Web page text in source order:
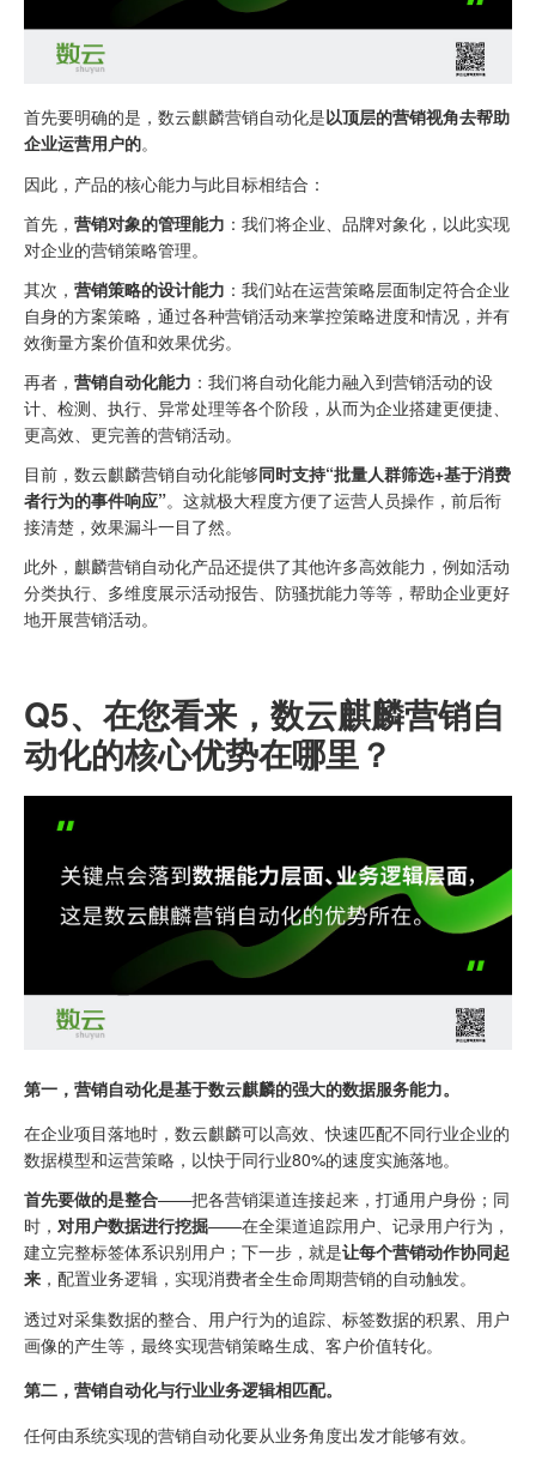
首先要明确的是，数云麒麟营销自动化是以顶层的营销视角去帮助
企业运营用户的。
因此，产品的核心能力与此目标相结合：
首先， 营销对象的管理能力 ：我们将企业、品牌对象化，以此实现
对企业的营销策略管理。
其次， 营销策略的设计能力 ：我们站在运营策略层面制定符合企业
自身的方案策略，通过各种营销活动来掌控策略进度和情况，并有
效衡量方案价值和效果优劣。
再者， 营销自动化能力 ：我们将自动化能力融入到营销活动的设
计、检测、执行、异常处理等各个阶段，从而为企业搭建更便捷、
更高效、更完善的营销活动。
目前，数云麒麟营销自动化能够同时支持“批量人群筛选+基于消费
者行为的事件响应”。这就极大程度方便了运营人员操作，前后衔
接清楚，效果漏斗一目了然。
此外，麒麟营销自动化产品还提供了其他许多高效能力，例如活动
分类执行、多维度展示活动报告、防骚扰能力等等，帮助企业更好
地开展营销活动。
Q5、 在您看来，数云麒麟营销自
动化的核心优势在哪里？
第一，营销自动化是基于数云麒麟的强大的数据服务能力。
在企业项目落地时，数云麒麟可以高效、快速匹配不同行业企业的
数据模型和运营策略，以快于同行业80%的速度实施落地。
首先要做的是整合——把各营销渠道连接起来，打通用户身份；同
时， 对用户数据进行挖掘——在全渠道追踪用户、记录用户行为，
建立完整标签体系识别用户；下一步，就是让每个营销动作协同起
来 ，配置业务逻辑，实现消费者全生命周期营销的自动触发。
透过对采集数据的整合、用户行为的追踪、标签数据的积累、用户
画像的产生等，最终实现营销策略生成、客户价值转化。
第二，营销自动化与行业业务逻辑相匹配。
任何由系统实现的营销自动化要从业务角度出发才能够有效。